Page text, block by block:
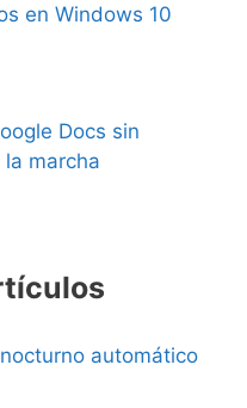
en Windows 10
Docs sin
marcha
automático